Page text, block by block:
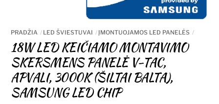
PRADŽIA LED ŠVIESTUVAI ĮMONTUOJAMOS LED PANELĖS
18W LED KEIČIAMO MONTAVIMO
SKERSMENS PANELĖ V-TAC,
APVALI, 3000K (ŠILTAI BALTA),
SAMSUNG LED CHIP